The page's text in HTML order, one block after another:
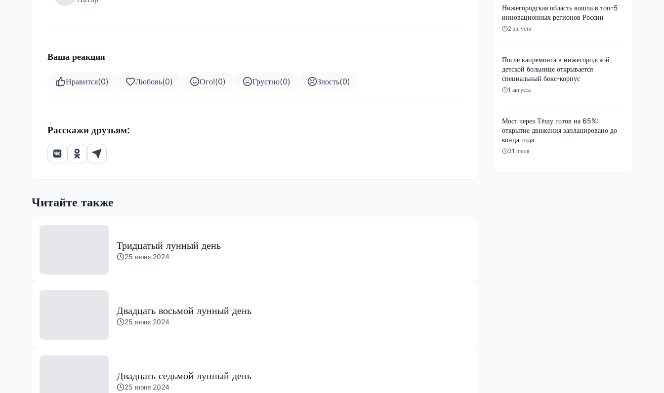
Ваша реакция
Нравится(0) Любовь(0) Ого!(0) Грустно(0) Злость(0)
Расскажи друзьям:
Читайте также
Тридцатый лунный день
25 июня 2024
Двадцать восьмой лунный день
25 июня 2024
Двадцать седьмой лунный день
25 июня 2024
Нижегородская область вошла в топ-5
инновационных регионов России
2 августа
После капремонта в нижегородской
детской больнице открывается
специальный бокс-корпус
1 августа
Мост через Тёшу готов на 65%:
открытие движения запланировано до
конца года
31 июля